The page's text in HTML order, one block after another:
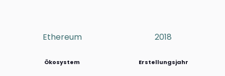
Ethereum
Ökosystem
2018
Erstellungsjahr